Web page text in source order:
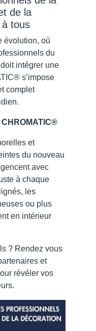
de la
tous
évolution, où
du
intégrer une
s’impose
complet
et
du nouveau
avec
à chaque
les
ou plus
en intérieur
? Rendez vous
et
révéler vos